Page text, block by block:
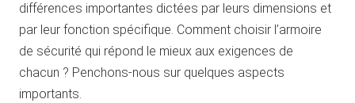
différences importantes dictées par leurs dimensions et
par leur fonction spécifique. Comment choisir l’armoire
de sécurité qui répond le mieux aux exigences de
chacun ? Penchons-nous sur quelques aspects
importants.